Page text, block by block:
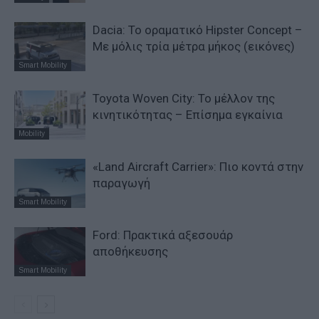
Smart Mobility
Dacia: To oραματικό Hipster Concept –
Με μόλις τρία μέτρα μήκος (εικόνες)
Mobility
Toyota Woven City: Το μέλλον της
κινητικότητας – Επίσημα εγκαίνια
Smart Mobility
«Land Aircraft Carrier»: Πιο κοντά στην
παραγωγή
Smart Mobility
Ford: Πρακτικά αξεσουάρ
αποθήκευσης